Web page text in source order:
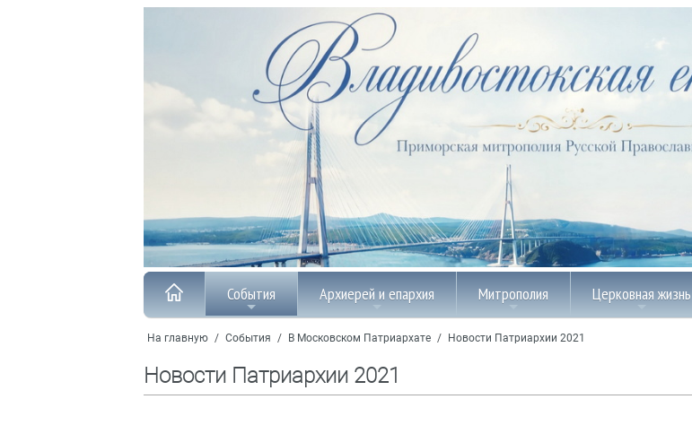
События Архиерей и епархия Митрополия Церковная жизнь
На главную / События / В Московском Патриархате / Новости Патриархии 2021
Новости Патриархии 2021